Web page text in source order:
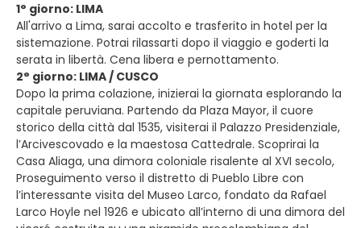
1° giorno: LIMA​
All'arrivo a Lima, sarai accolto e trasferito in hotel per la
sistemazione. Potrai rilassarti dopo il viaggio e goderti la
serata in libertà. Cena libera e pernottamento.
2° giorno: LIMA / CUSCO
Dopo la prima colazione, inizierai la giornata esplorando la
capitale peruviana. Partendo da Plaza Mayor, il cuore
storico della città dal 1535, visiterai il Palazzo Presidenziale,
l’Arcivescovado e la maestosa Cattedrale. Scoprirai la
Casa Aliaga, una dimora coloniale risalente al XVI secolo,
Proseguimento verso il distretto di Pueblo Libre con
l’interessante visita del Museo Larco, fondato da Rafael
Larco Hoyle nel 1926 e ubicato all’interno di una dimora del